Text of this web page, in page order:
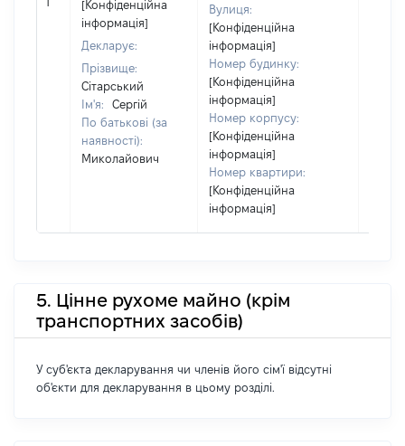
[Конфіденційна
інформація]
Декларує:
Прізвище:
Сітарський
Ім'я:
Сергій
По батькові (за
наявності):
Миколайович
Вулиця:
[Конфіденційна
інформація]
Номер будинку:
[Конфіденційна
інформація]
Номер корпусу:
[Конфіденційна
інформація]
Номер квартири:
[Конфіденційна
інформація]
5. Цінне рухоме майно (крім
транспортних засобів)
У суб'єкта декларування чи членів його сім'ї відсутні
об'єкти для декларування в цьому розділі.